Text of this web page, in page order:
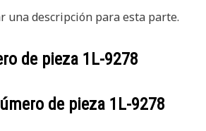
una descripción para esta parte.
de pieza 1L-9278
de pieza 1L-9278